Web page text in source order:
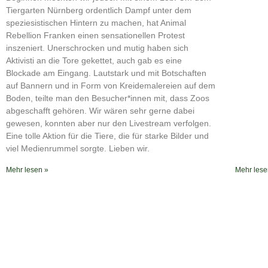
RSS FEED
Tiergarten Nürnberg ordentlich Dampf unter dem
speziesistischen Hintern zu machen, hat Animal
Rebellion Franken einen sensationellen Protest
inszeniert. Unerschrocken und mutig haben sich
Aktivisti an die Tore gekettet, auch gab es eine
Blockade am Eingang. Lautstark und mit Botschaften
auf Bannern und in Form von Kreidemalereien auf dem
Boden, teilte man den Besucher*innen mit, dass Zoos
abgeschafft gehören. Wir wären sehr gerne dabei
gewesen, konnten aber nur den Livestream verfolgen.
Eine tolle Aktion für die Tiere, die für starke Bilder und
viel Medienrummel sorgte. Lieben wir.
Mehr lesen » Mehr